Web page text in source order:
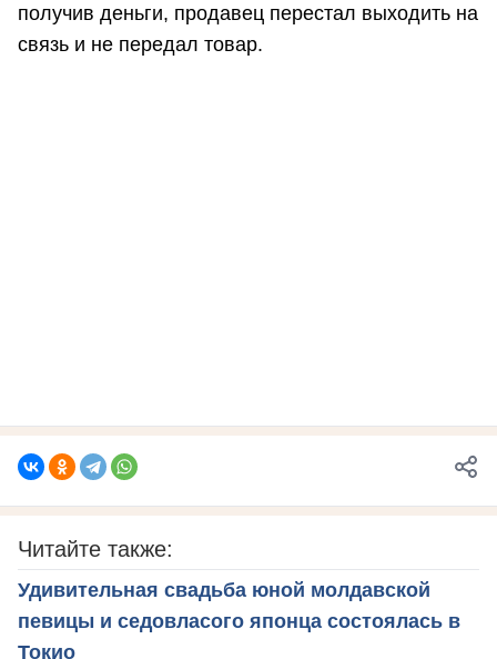
получив деньги, продавец перестал выходить на
связь и не передал товар.
Читайте также:
Удивительная свадьба юной молдавской
певицы и седовласого японца состоялась в
Токио